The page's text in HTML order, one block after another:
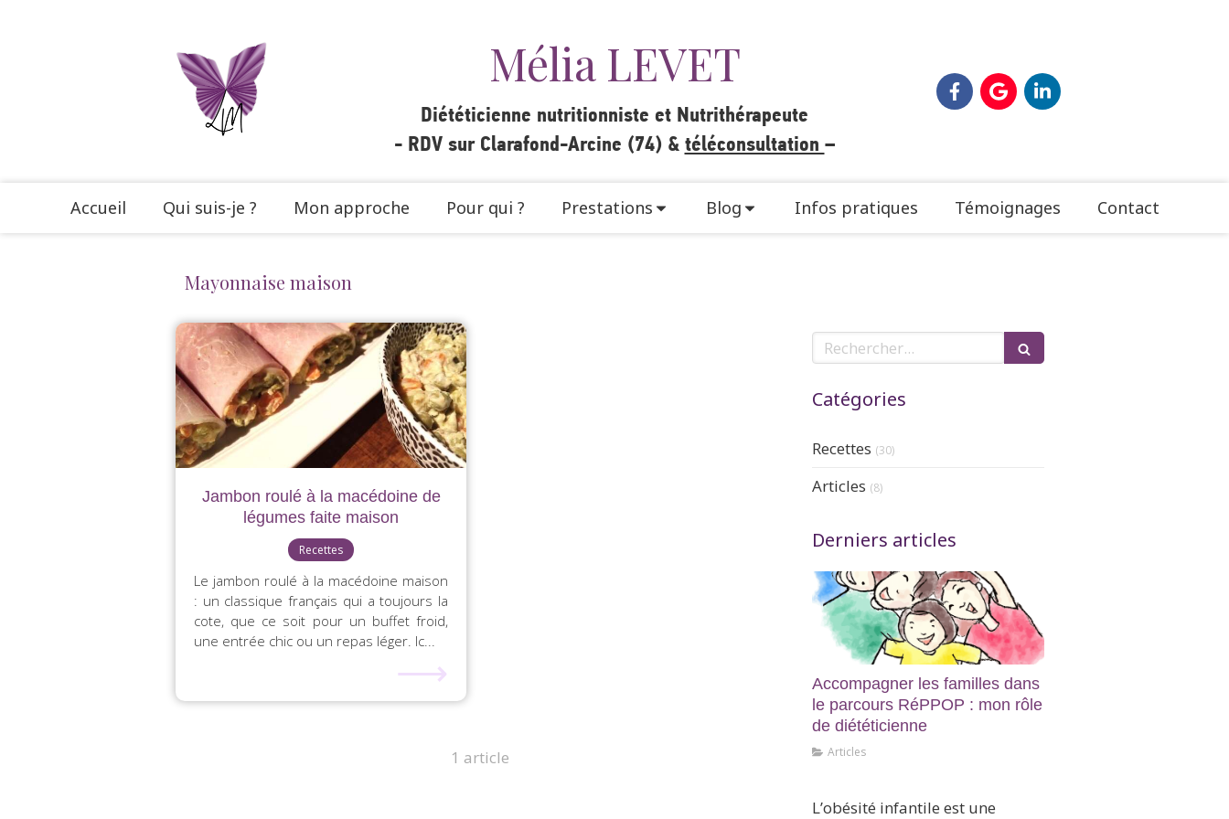
Mélia LEVET
Diététicienne nutritionniste et Nutrithérapeute
- RDV sur Clarafond-Arcine (74) & téléconsultation –
Accueil Qui suis-je ? Mon approche Pour qui ? Prestations Blog Infos pratiques Témoignages Contact
Mayonnaise maison
Jambon roulé à la macédoine de
légumes faite maison
Recettes
Le jambon roulé à la macédoine maison
: un classique français qui a toujours la
cote, que ce soit pour un buffet froid,
une entrée chic ou un repas léger. Ic...
⟶
1 article
Rechercher
Catégories
Recettes (30)
Articles (8)
Derniers articles
Accompagner les familles dans
le parcours RéPPOP : mon rôle
de diététicienne
Articles
L’obésité infantile est une